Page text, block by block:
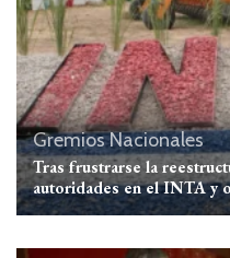
GremiosNacionales
Tras frustrarse la
autoridades en el INTA y